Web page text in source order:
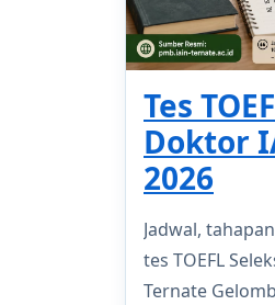
Tes
Doktor
2026
Jadwal,
tes TOEFL
Ternate